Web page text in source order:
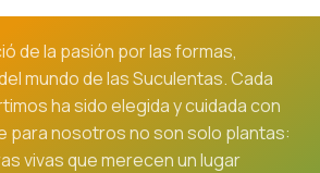
de la pasión por las formas,
mundo de las Suculentas. Cada
ha sido elegida y cuidada con
para nosotros no son solo plantas:
vivas que merecen un lugar